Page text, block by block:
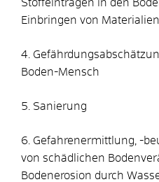
Stoffeinträgen in den
Einbringen von Materialien
4.
Boden-Mensch
5. Sanierung
6. Gefahrenermittlung, -
von schädlichen
Bodenerosion durch